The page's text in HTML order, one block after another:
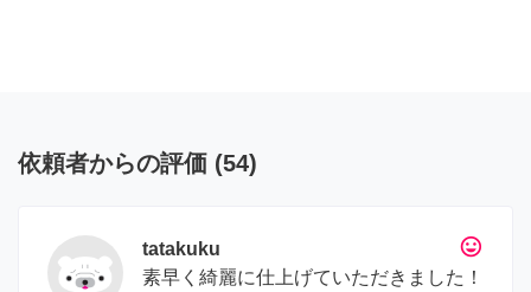
依頼者からの評価 (54)
tag_faces
tatakuku
素早く綺麗に仕上げていただきました！